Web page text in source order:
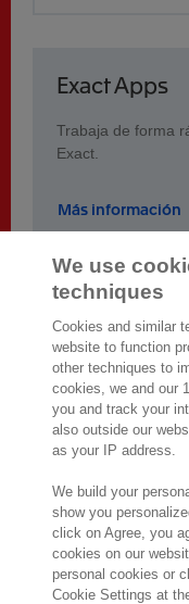
Exact Apps
Trabaja de forma
Exact.
Más información
2.000
ayudarte
Paseo de la
Planta 9
28046 Madrid
Visítanos
We use
techniques
Cookies and similar
website to function
other techniques to
cookies, we and our
you and track your
also outside our
as your IP address.
We build your
show you
click on Agree, you
cookies on our
personal cookies or
Cookie Settings at